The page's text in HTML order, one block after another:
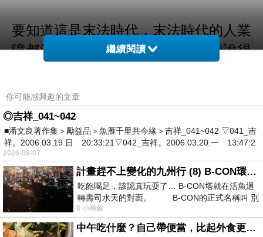
要知道這是末法時代，末法時代的人業
障都深重，有過失在所不免。古德說得
是佛菩薩，你怎麼會沒有過失？「過而
能改，善莫大焉」，這個對的。前幾天
有人來告訴我，他說「法師，你們印的
經本」，經的名字是我題的幾個字，我
題的字好像有名字。他說「法師，國內
討厭你的名字，你把名字去掉好不
好？」好，去掉，法流通就好。叫我把
名字去掉的人，我感恩他。為什麼感恩
繼續閱讀
你可能感興趣的文章
◎吉祥_041~042
■潘文良著作集＞勵益品＞魚雁千里共今緣＞吉祥_041~042 ▽041_吉
祥。2006.03.19.日 20:33:21▽042_吉祥。2006.03.20.一 13:47:2
2026-08-07
計畫趕不上變化的九州行 (8) B-CON環球塔
吃飽喝足，該認真玩耍了… B-CON塔就在活魚迴
轉壽司水天的對面。 B-CON的正式名稱叫 別
8 小時前
中午吃什麼？自己帶便當，比起外食更健康-夏季日常。(舞動馬尾廚房)